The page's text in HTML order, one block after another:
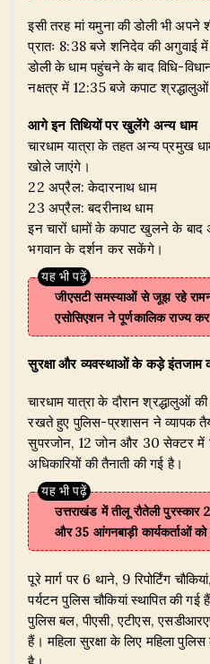
इसी तरह मां यमुना की डोली भी अपने
प्रातः 8:38 बजे शनिदेव की अगुवाई में
डोली के धाम पहुंचने के बाद विधि-
नक्षत्र में 12:35 बजे कपाट
आगे इन तिथियों पर खुलेंगे अन्य धाम
चारधाम यात्रा के तहत अन्य प्रमुख
खोले जाएंगे।
22 अप्रैल: केदारनाथ धाम
23 अप्रैल: बदरीनाथ धाम
इन चारों धामों के कपाट खुलने के बाद
भगवान के दर्शन कर सकेंगे।
जीएसटी समस्याओं से जूझ रहे
एसोसिएशन ने पूर्णकालिक राज्य
सुरक्षा और व्यवस्थाओं के कड़े इंतजाम
चारधाम यात्रा के दौरान श्रद्धालुओं
रखते हुए पुलिस-प्रशासन ने व्यापक
सुपरजोन, 12 जोन और 30 सेक्टर में
अधिकारियों की तैनाती की गई है।
उत्तराखंड में तीलू रौतेली पुरस्कार
और 35 आंगनबाड़ी कार्यकर्ताओं को
पूरे मार्ग पर 6 थाने, 9 रिपोर्टिंग
पर्यटन पुलिस चौकियां स्थापित की
पुलिस बल, पीएसी, एटीएस,
हैं। महिला सुरक्षा के लिए महिला पुलिस